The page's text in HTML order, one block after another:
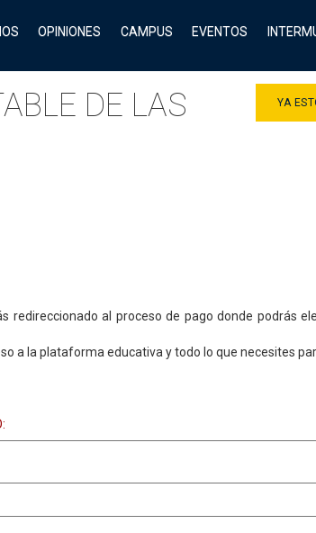
OPINIONES CAMPUS EVENTOS
DE LAS
YA
al proceso de pago donde podrás
a la plataforma educativa y todo lo que necesites